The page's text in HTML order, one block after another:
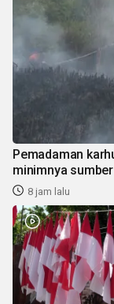
Pemadaman
minimnya
8 jam lalu